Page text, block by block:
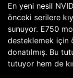
En yeni nesil
önceki serilere
sunuyor. E750
desteklemek için
donatılmış. Bu
tutuyor hem de